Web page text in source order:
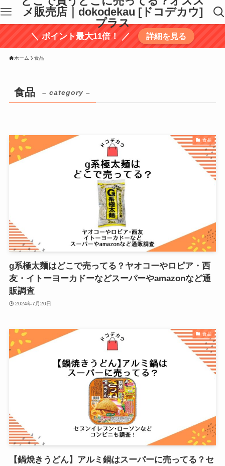
メ販売店｜dokodekau [ドコデカウ]
プラス
＼ ポイント最大11倍！ ／ 詳細を見る
ホーム 食品
食品 – category –
食品
g系極太麺はどこで売ってる？ヤオコーやロピア・西
友・イトーヨーカドーなどスーパーやamazonなど通
販調査
2024年7月20日
食品
【鍋焼きうどん】アルミ鍋はスーパーに売ってる？セ